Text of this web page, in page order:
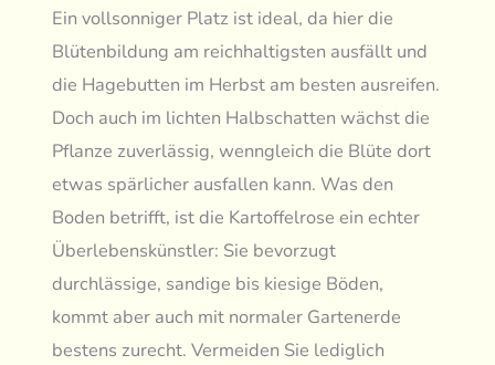
Ein vollsonniger Platz ist ideal, da hier die
Blütenbildung am reichhaltigsten ausfällt und
die Hagebutten im Herbst am besten ausreifen.
Doch auch im lichten Halbschatten wächst die
Pflanze zuverlässig, wenngleich die Blüte dort
etwas spärlicher ausfallen kann. Was den
Boden betrifft, ist die Kartoffelrose ein echter
Überlebenskünstler: Sie bevorzugt
durchlässige, sandige bis kiesige Böden,
kommt aber auch mit normaler Gartenerde
bestens zurecht. Vermeiden Sie lediglich